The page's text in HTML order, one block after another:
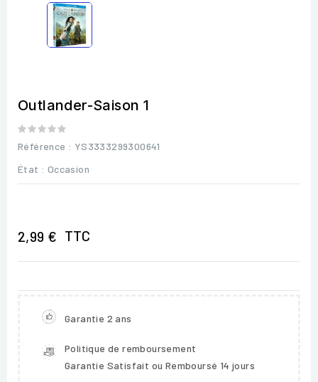
Outlander-Saison 1
Référence : YS3333299300641
État : Occasion
2,99 € TTC
Garantie 2 ans
Politique de remboursement
Garantie Satisfait ou Remboursé 14 jours